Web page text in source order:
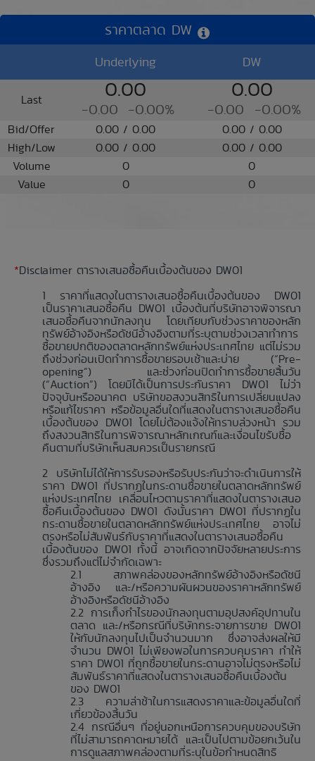
ราคาตลาด DW
Underlying DW
Last 0.00
-0.00 -0.00%
0.00
-0.00 -0.00%
Bid/Offer 0.00 / 0.00
0.00 / 0.00
High/Low
0.00 / 0.00
0.00 / 0.00
Volume
0
0
Value
0 0
*Disclaimer ตารางเสนอซื้อคืนเบื้องต้นของ DW01
ราคาที่แสดงในตารางเสนอซื้อคืนเบื้องต้นของ DW01
เป็นราคาเสนอซื้อคืน DW01 เบื้องต้นที่บริษัทอาจพิจารณา
เสนอซื้อคืนจากนักลงทุน โดยเทียบกับช่วงราคาของหลัก
ทรัพย์อ้างอิงหรือดัชนีอ้างอิงตามที่ระบุตามช่วงเวลาทำการ
ซื้อขายปกติของตลาดหลักทรัพย์แห่งประเทศไทย แต่ไม่รวม
ถึงช่วงก่อนเปิดทำการซื้อขายรอบเช้าและบ่าย (“Pre-
opening”) และช่วงก่อนปิดทำการซื้อขายสิ้นวัน
(“Auction”) โดยมิได้เป็นการประกันราคา DW01 ไม่ว่า
ปัจจุบันหรืออนาคต บริษัทขอสงวนสิทธิในการเปลี่ยนแปลง
หรือแก้ไขราคา หรือข้อมูลอื่นใดที่แสดงในตารางเสนอซื้อคืน
เบื้องต้นของ DW01 โดยไม่ต้องแจ้งให้ทราบล่วงหน้า รวม
ถึงสงวนสิทธิในการพิจารณาหลักเกณฑ์และเงื่อนไขรับซื้อ
คืนตามที่บริษัทเห็นสมควรเป็นรายกรณี
บริษัทไม่ได้ให้การรับรองหรือรับประกันว่าจะดำเนินการให้
ราคา DW01 ที่ปรากฏในกระดานซื้อขายในตลาดหลักทรัพย์
แห่งประเทศไทย เคลื่อนไหวตามราคาที่แสดงในตารางเสนอ
ซื้อคืนเบื้องต้นของ DW01 ดังนั้นราคา DW01 ที่ปรากฏใน
กระดานซื้อขายในตลาดหลักทรัพย์แห่งประเทศไทย อาจไม่
ตรงหรือไม่สัมพันธ์กับราคาที่แสดงในตารางเสนอซื้อคืน
เบื้องต้นของ DW01 ทั้งนี้ อาจเกิดจากปัจจัยหลายประการ
ซึ่งรวมถึงแต่ไม่จำกัดเฉพาะ
สภาพคล่องของหลักทรัพย์อ้างอิงหรือดัชนี
อ้างอิง และ/หรือความผันผวนของราคาหลักทรัพย์
อ้างอิงหรือดัชนีอ้างอิง
การเก็งกำไรของนักลงทุนตามอุปสงค์อุปทานใน
ตลาด และ/หรือกรณีที่บริษัทกระจายการขาย DW01
ให้กับนักลงทุนไปเป็นจำนวนมาก ซึ่งอาจส่งผลให้มี
จำนวน DW01 ไม่เพียงพอในการควบคุมราคา ทำให้
ราคา DW01 ที่ถูกซื้อขายในกระดานอาจไม่ตรงหรือไม่
สัมพันธ์ราคาที่แสดงในตารางเสนอซื้อคืนเบื้องต้น
ของ DW01
ความล่าช้าในการแสดงราคาและข้อมูลอื่นใดที่
เกี่ยวข้องสิ้นวัน
กรณีอื่นๆ ที่อยู่นอกเหนือการควบคุมของบริษัท
ที่ไม่สามารถคาดหมายได้ และเป็นไปตามข้อยกเว้นใน
การดูแลสภาพคล่องตามที่ระบุในข้อกำหนดสิทธิ